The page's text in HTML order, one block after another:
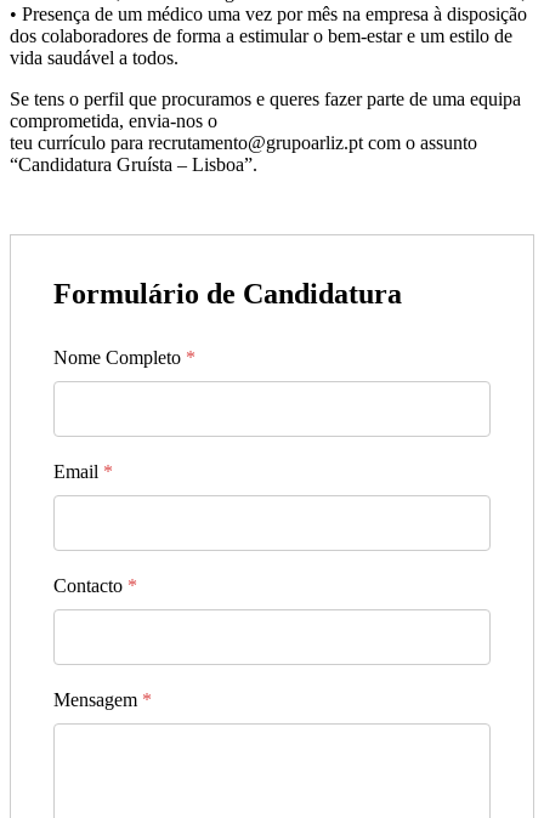
• Presença de um médico uma vez por mês na empresa à disposição
dos colaboradores de forma a estimular o bem-estar e um estilo de
vida saudável a todos.
Se tens o perfil que procuramos e queres fazer parte de uma equipa
comprometida, envia-nos o
teu currículo para recrutamento@grupoarliz.pt com o assunto
“Candidatura Gruísta – Lisboa”.
Formulário de Candidatura
Nome Completo *
Email *
Contacto *
Mensagem *